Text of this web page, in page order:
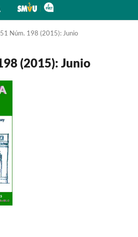
Núm. 198 (2015): Junio
(2015): Junio